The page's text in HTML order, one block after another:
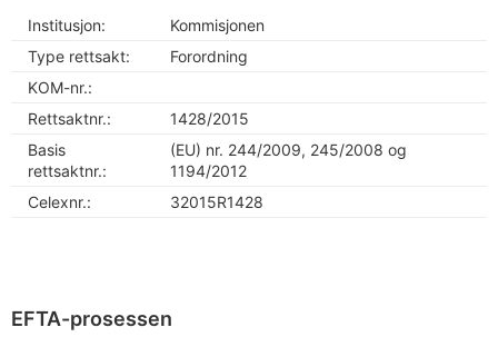
Institusjon:
Kommisjonen
Type rettsakt:
Forordning
KOM-nr.:
Rettsaktnr.:
1428/2015
Basis
rettsaktnr.:
(EU) nr. 244/2009, 245/2008 og
1194/2012
Celexnr.:
32015R1428
EFTA-prosessen